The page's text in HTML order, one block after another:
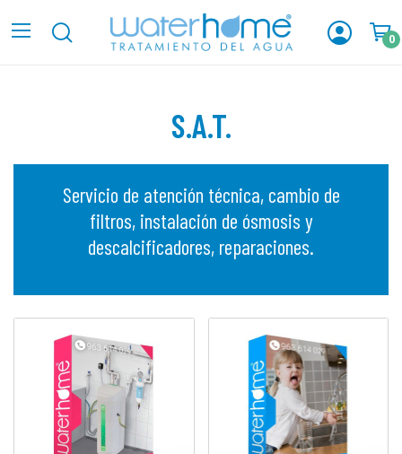
0
S.A.T.
Servicio de atención técnica, cambio de
filtros, instalación de ósmosis y
descalcificadores, reparaciones.